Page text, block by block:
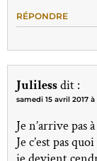
RÉPONDRE
Julilessdit :
samedi 15 avril 2017
Je n’arrive pas
Je c’est pas